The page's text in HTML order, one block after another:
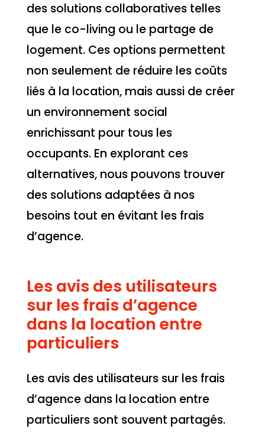
des solutions collaboratives telles
que le co-living ou le partage de
logement. Ces options permettent
non seulement de réduire les coûts
liés à la location, mais aussi de créer
un environnement social
enrichissant pour tous les
occupants. En explorant ces
alternatives, nous pouvons trouver
des solutions adaptées à nos
besoins tout en évitant les frais
d’agence.
Les avis des utilisateurs
sur les frais d’agence
dans la location entre
particuliers
Les avis des utilisateurs sur les frais
d’agence dans la location entre
particuliers sont souvent partagés.